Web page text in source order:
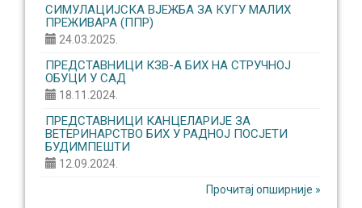
СИМУЛАЦИЈСКА ВЈЕЖБА ЗА КУГУ МАЛИХ
ПРЕЖИВАРА (ППР)
24.03.2025.
ПРЕДСТАВНИЦИ КЗВ-А БИХ НА СТРУЧНОЈ
ОБУЦИ У САД
18.11.2024.
ПРЕДСТАВНИЦИ КАНЦЕЛАРИЈЕ ЗА
ВЕТЕРИНАРСТВО БИХ У РАДНОЈ ПОСЈЕТИ
БУДИМПЕШТИ
12.09.2024.
Прочитај опширније »